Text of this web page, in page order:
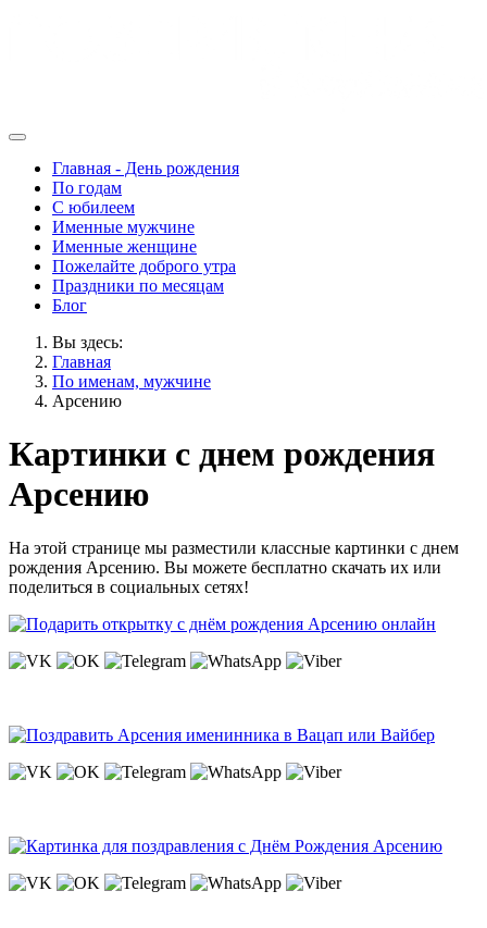
Главная - День рождения
По годам
С юбилеем
Именные мужчине
Именные женщине
Пожелайте доброго утра
Праздники по месяцам
Блог
Вы здесь:
Главная
По именам, мужчине
Арсению
Картинки с днем рождения
Арсению
На этой странице мы разместили классные картинки с днем
рождения Арсению. Вы можете бесплатно скачать их или
поделиться в социальных сетях!